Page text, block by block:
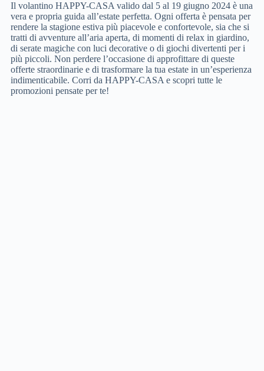
Il volantino HAPPY-CASA valido dal 5 al 19 giugno 2024 è una
vera e propria guida all’estate perfetta. Ogni offerta è pensata per
rendere la stagione estiva più piacevole e confortevole, sia che si
tratti di avventure all’aria aperta, di momenti di relax in giardino,
di serate magiche con luci decorative o di giochi divertenti per i
più piccoli. Non perdere l’occasione di approfittare di queste
offerte straordinarie e di trasformare la tua estate in un’esperienza
indimenticabile. Corri da HAPPY-CASA e scopri tutte le
promozioni pensate per te!